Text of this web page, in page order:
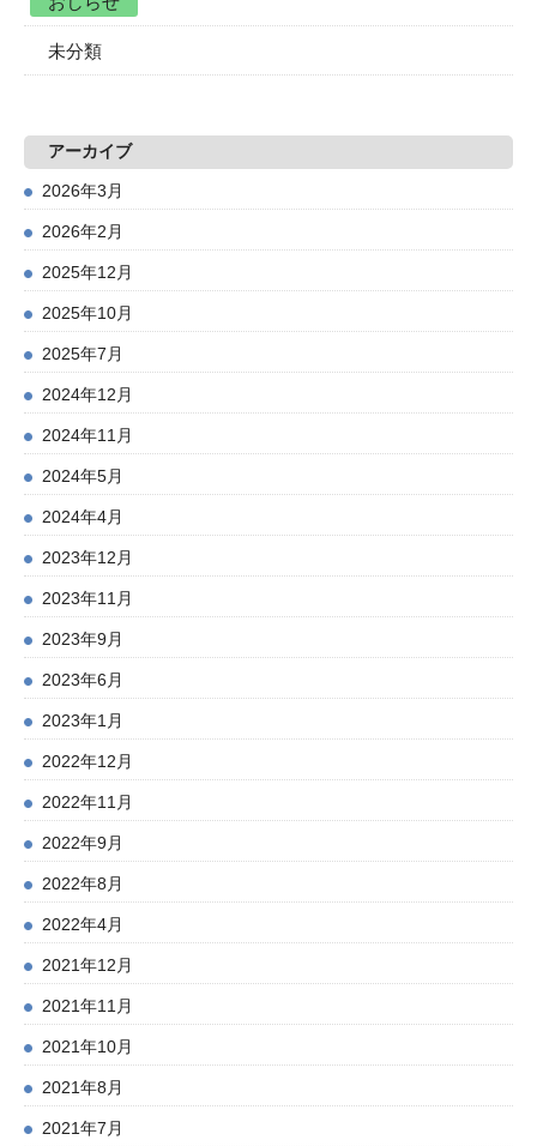
未分類
アーカイブ
2026年3月
2026年2月
2025年12月
2025年10月
2025年7月
2024年12月
2024年11月
2024年5月
2024年4月
2023年12月
2023年11月
2023年9月
2023年6月
2023年1月
2022年12月
2022年11月
2022年9月
2022年8月
2022年4月
2021年12月
2021年11月
2021年10月
2021年8月
2021年7月